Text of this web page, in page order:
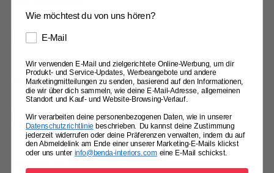
Lebenslauf
Wie möchtest du von uns hören?
E-Mail
Wir verwenden E-Mail und zielgerichtete Online-Werbung, um dir
Produkt- und Service-Updates, Werbeangebote und andere
Marketingmitteilungen zu senden, basierend auf den Informationen,
die wir über dich sammeln, wie deine E-Mail-Adresse, allgemeinen
Standort und Kauf- und Website-Browsing-Verlauf.
Wir verarbeiten deine personenbezogenen Daten, wie in unserer
Datenschutzrichtlinie beschrieben. Du kannst deine Zustimmung
jederzeit widerrufen oder deine Präferenzen verwalten, indem du auf
den Abmeldelink am Ende einer unserer Marketing-E-Mails klickst
oder uns unter info@benda-interiors.comeine E-Mail schickst.